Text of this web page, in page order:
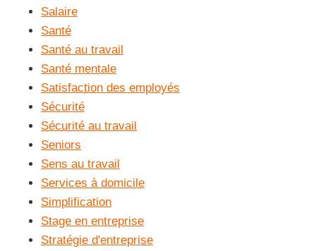
Salaire
Santé
Santé au travail
Santé mentale
Satisfaction des employés
Sécurité
Sécurité au travail
Seniors
Sens au travail
Services à domicile
Simplification
Stage en entreprise
Stratégie d'entreprise